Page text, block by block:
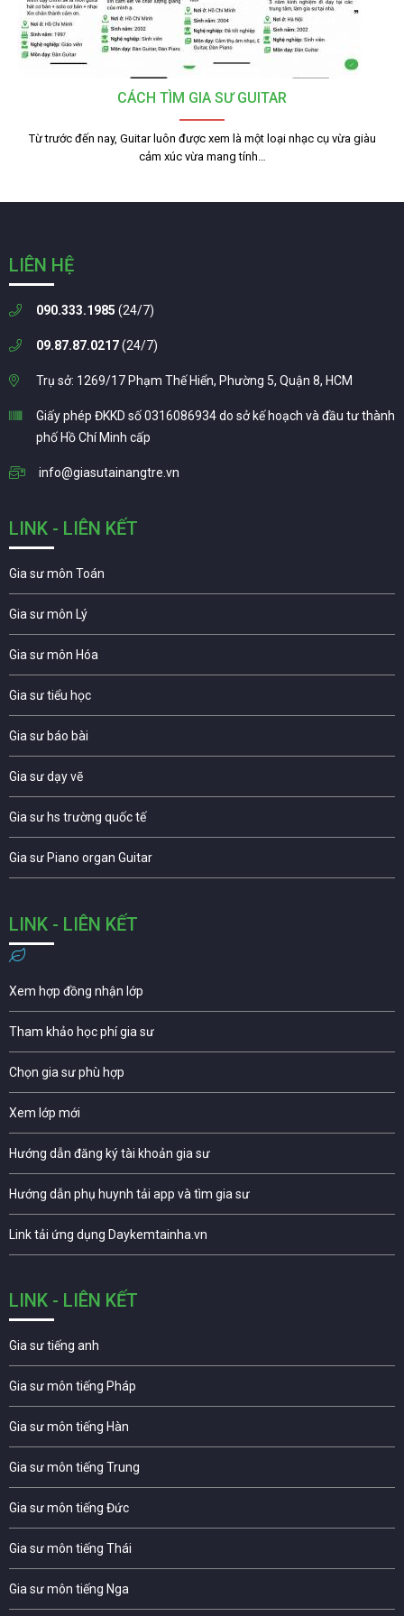
CÁCH TÌM GIA SƯ GUITAR
Từ trước đến nay, Guitar luôn được xem là một loại nhạc cụ vừa giàu
cảm xúc vừa mang tính…
LIÊN HỆ
090.333.1985 (24/7)
09.87.87.0217(24/7)
Trụ sở: 1269/17 Phạm Thế Hiển, Phường 5, Quận 8, HCM
Giấy phép ĐKKD số 0316086934 do sở kế hoạch và đầu tư thành
phố Hồ Chí Minh cấp
info@giasutainangtre.vn
LINK - LIÊN KẾT
Gia sư môn Toán
Gia sư môn Lý
Gia sư môn Hóa
Gia sư tiểu học
Gia sư báo bài
Gia sư dạy vẽ
Gia sư hs trường quốc tế
Gia sư Piano organ Guitar
LINK - LIÊN KẾT
Xem hợp đồng nhận lớp
Tham khảo học phí gia sư
Chọn gia sư phù hợp
Xem lớp mới
Hướng dẫn đăng ký tài khoản gia sư
Hướng dẫn phụ huynh tải app và tìm gia sư
Link tải ứng dụng Daykemtainha.vn
LINK - LIÊN KẾT
Gia sư tiếng anh
Gia sư môn tiếng Pháp
Gia sư môn tiếng Hàn
Gia sư môn tiếng Trung
Gia sư môn tiếng Đức
Gia sư môn tiếng Thái
Gia sư môn tiếng Nga